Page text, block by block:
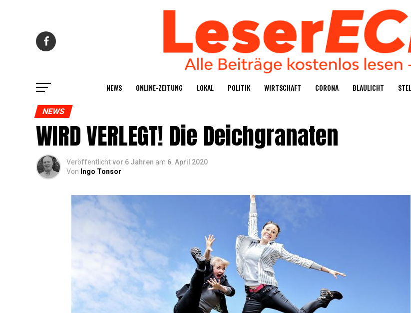
NEWS ONLINE-ZEI­TUNG LOKAL POLI­TIK WIRT­SCHAFT CORO­NA BLAU­LICHT
NEWS
WIRD VERLEGT! Die Deichgranaten
Veröffentlichtvor 6 Jahren am 6. April 2020
Von Ingo Tonsor